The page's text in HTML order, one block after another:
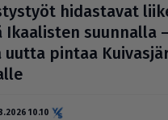
hidas­ta­vat
Ikaa­lis­ten suunnalla
uutta pintaa
10.10